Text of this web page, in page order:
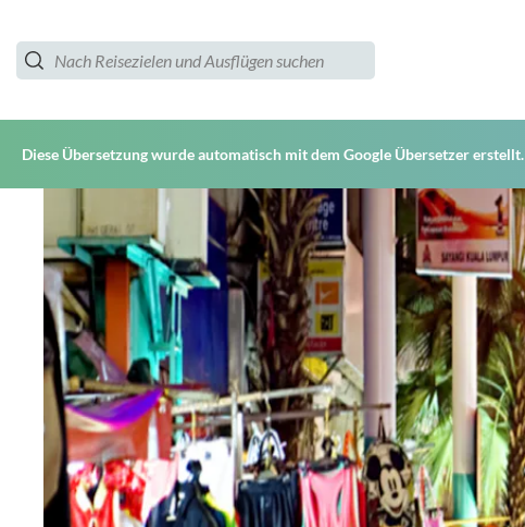
Diese Übersetzung wurde automatisch mit dem Google Übersetzer erstellt.